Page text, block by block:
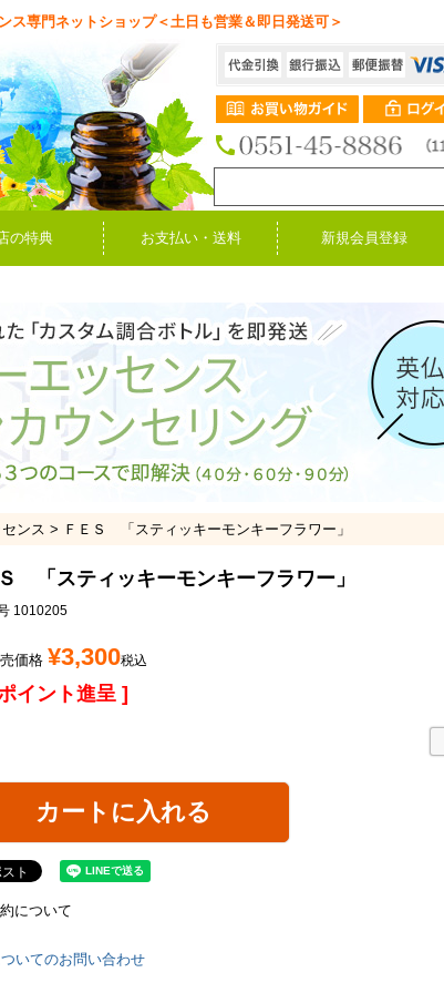
ス専門ネットショップ＜土日も営業＆即日発送可＞
の特典 お支払い・送料 新規会員登録
ンス ＦＥＳ 「スティッキーモンキーフラワー」
「スティッキーモンキーフラワー」
1010205
価格 ¥3,300税込
イント進呈 ]
カートに入れる
について
いてのお問い合わせ